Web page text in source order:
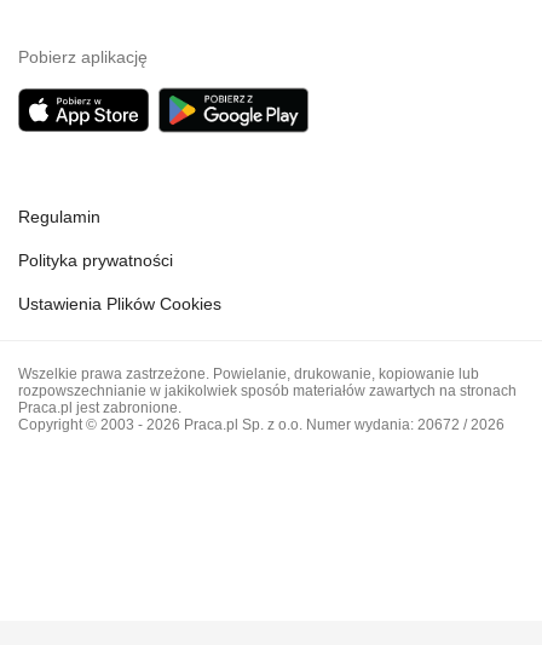
Pobierz aplikację
Regulamin
Polityka prywatności
Ustawienia Plików Cookies
Wszelkie prawa zastrzeżone. Powielanie, drukowanie, kopiowanie lub
rozpowszechnianie w jakikolwiek sposób materiałów zawartych na stronach
Praca.pl jest zabronione.
Copyright © 2003 - 2026 Praca.pl Sp. z o.o. Numer wydania: 20672 / 2026